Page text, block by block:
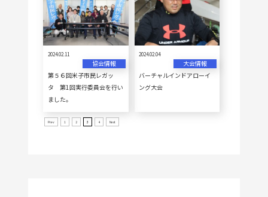
2024.02.11
協会情報
第５６回米子市民レガッ
タ 第1回実行委員会を行い
ました。
2024.02.04
大会情報
バーチャルインドアローイ
ング大会
Prev 1 2 3 4 Next